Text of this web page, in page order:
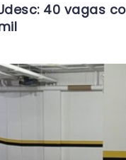
40 vagas